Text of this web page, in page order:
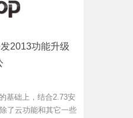
2013功能升级
基础上，结合2.73安
了云功能和其它一些